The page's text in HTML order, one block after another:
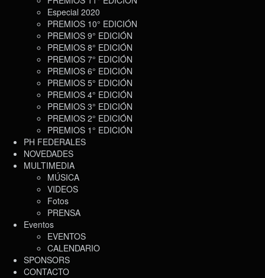
Especial 2020
PREMIOS 10° EDICIÓN
PREMIOS 9° EDICIÓN
PREMIOS 8° EDICIÓN
PREMIOS 7° EDICIÓN
PREMIOS 6° EDICIÓN
PREMIOS 5° EDICIÓN
PREMIOS 4° EDICIÓN
PREMIOS 3° EDICIÓN
PREMIOS 2° EDICIÓN
PREMIOS 1° EDICIÓN
PH FEDERALES
NOVEDADES
MULTIMEDIA
MÚSICA
VIDEOS
Fotos
PRENSA
Eventos
EVENTOS
CALENDARIO
SPONSORS
CONTACTO